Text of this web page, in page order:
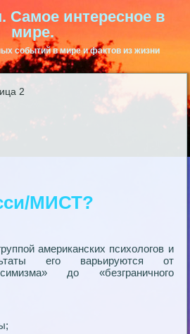
Самое интересное в
мире.
событий в мире и фактов из жизни
2
МИСТ?
американских психологов и
его варьируются от
до «безграничного